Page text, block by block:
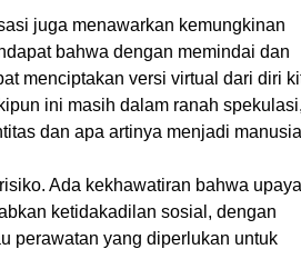
juga menawarkan kemungkinan
bahwa dengan memindai dan
menciptakan versi virtual dari diri
ini masih dalam ranah spekulasi,
dan apa artinya menjadi
Ada kekhawatiran bahwa upaya
ketidakadilan sosial, dengan
perawatan yang diperlukan untuk